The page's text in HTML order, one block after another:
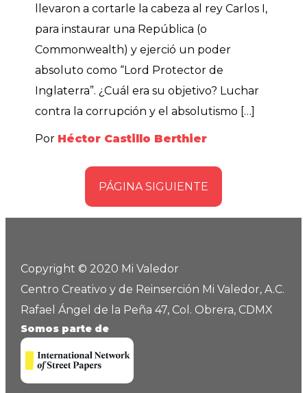
llevaron a cortarle la cabeza al rey Carlos I,
para instaurar una República (o
Commonwealth) y ejerció un poder
absoluto como “Lord Protector de
Inglaterra”. ¿Cuál era su objetivo? Luchar
contra la corrupción y el absolutismo […]
Por Héctor Castillo Berthier
PÁGINA SIGUIENTE
Copyright © 2020 Mi Valedor
Centro Creativo y de Reinserción Mi Valedor, A.C.
Rafael Ángel de la Peña 47, Col. Obrera, CDMX
Somos parte de